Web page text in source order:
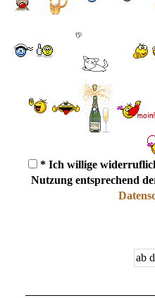
* Ich willige
Nutzung entsprechend